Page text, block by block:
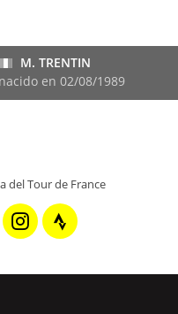
M. TRENTIN
nacido en 02/08/1989
del Tour de France